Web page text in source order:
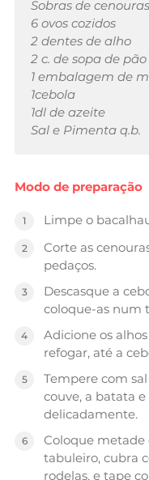
Sobras de
6 ovos cozidos
2 dentes de alho
2 c. de sopa de
1 embalagem de
1cebola
1dl de azeite
Sal e Pimenta q.b.
Modo de preparação
Limpe o
Corte as
pedaços.
Descasque a
coloque-as num
Adicione os
refogar, até a
Tempere com
couve, a batata
delicadamente.
Coloque
tabuleiro, cubra
rodelas, e tape